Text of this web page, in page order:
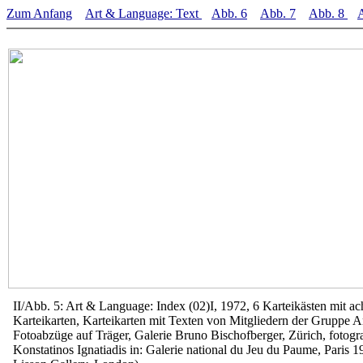
II/Abb. 5: Art & Language: Index (02)I, 1972, 6 Karteikästen mit
Karteikarten, Karteikarten mit Texten von Mitgliedern der Gruppe
Fotoabzüge auf Träger, Galerie Bruno Bischofberger, Zürich,
Konstatinos Ignatiadis in: Galerie national du Jeu du Paume, Paris
Zum Anfang Art & Language: Text Abb. 6 Abb. 7 Abb. 8